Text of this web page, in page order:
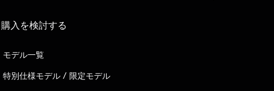
購入を検討する
モデル一覧
特別仕様モデル / 限定モデル